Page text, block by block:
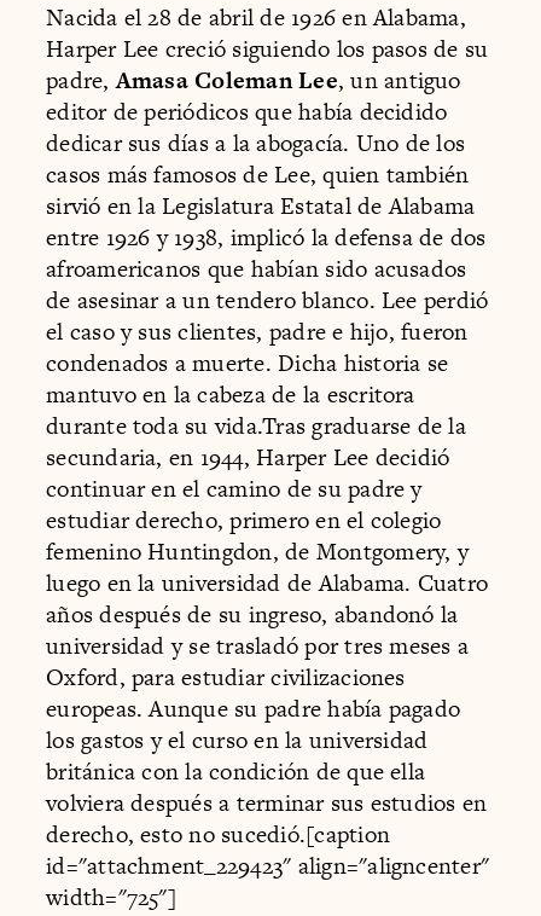
Nacida el 28 de abril de 1926 en Alabama,
Harper Lee creció siguiendo los pasos de su
padre,Amasa Coleman Lee, un antiguo
editor de periódicos que había decidido
dedicar sus días a la abogacía. Uno de los
casos más famosos de Lee, quien también
sirvió en la Legislatura Estatal de Alabama
entre 1926 y 1938, implicó la defensa de dos
afroamericanos que habían sido acusados
de asesinar a un tendero blanco. Lee perdió
el caso y sus clientes, padre e hijo, fueron
condenados a muerte. Dicha historia se
mantuvo en la cabeza de la escritora
durante toda su vida.Tras graduarse de la
secundaria, en 1944, Harper Lee decidió
continuar en el camino de su padre y
estudiar derecho, primero en el colegio
femenino Huntingdon, de Montgomery, y
luego en la universidad de Alabama. Cuatro
años después de su ingreso, abandonó la
universidad y se trasladó por tres meses a
Oxford, para estudiar civilizaciones
europeas. Aunque su padre había pagado
los gastos y el curso en la universidad
británica con la condición de que ella
volviera después a terminar sus estudios en
derecho, esto no sucedió.[caption
id="attachment_229423" align="aligncenter"
width="725"]